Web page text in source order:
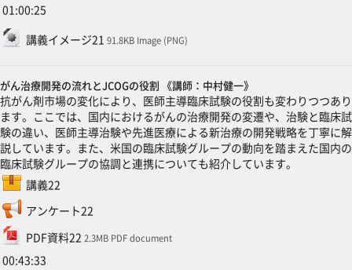
01:00:25
講義イメージ21ファイル91.8KB Image (PNG)
がん治療開発の流れとJCOGの役割 《講師：中村健一》
抗がん剤市場の変化により、医師主導臨床試験の役割も変わりつつあり
ます。ここでは、国内におけるがんの治療開発の変遷や、治験と臨床試
験の違い、医師主導治験や先進医療による新治療の開発戦略を丁寧に解
説しています。また、米国の臨床試験グループの動向を踏まえた国内の
臨床試験グループの協調と連携についても紹介しています。
講義22
SCORMパッケージ
アンケート22フィードバック
PDF資料22
ファイル2.3MB PDF document
00:43:33